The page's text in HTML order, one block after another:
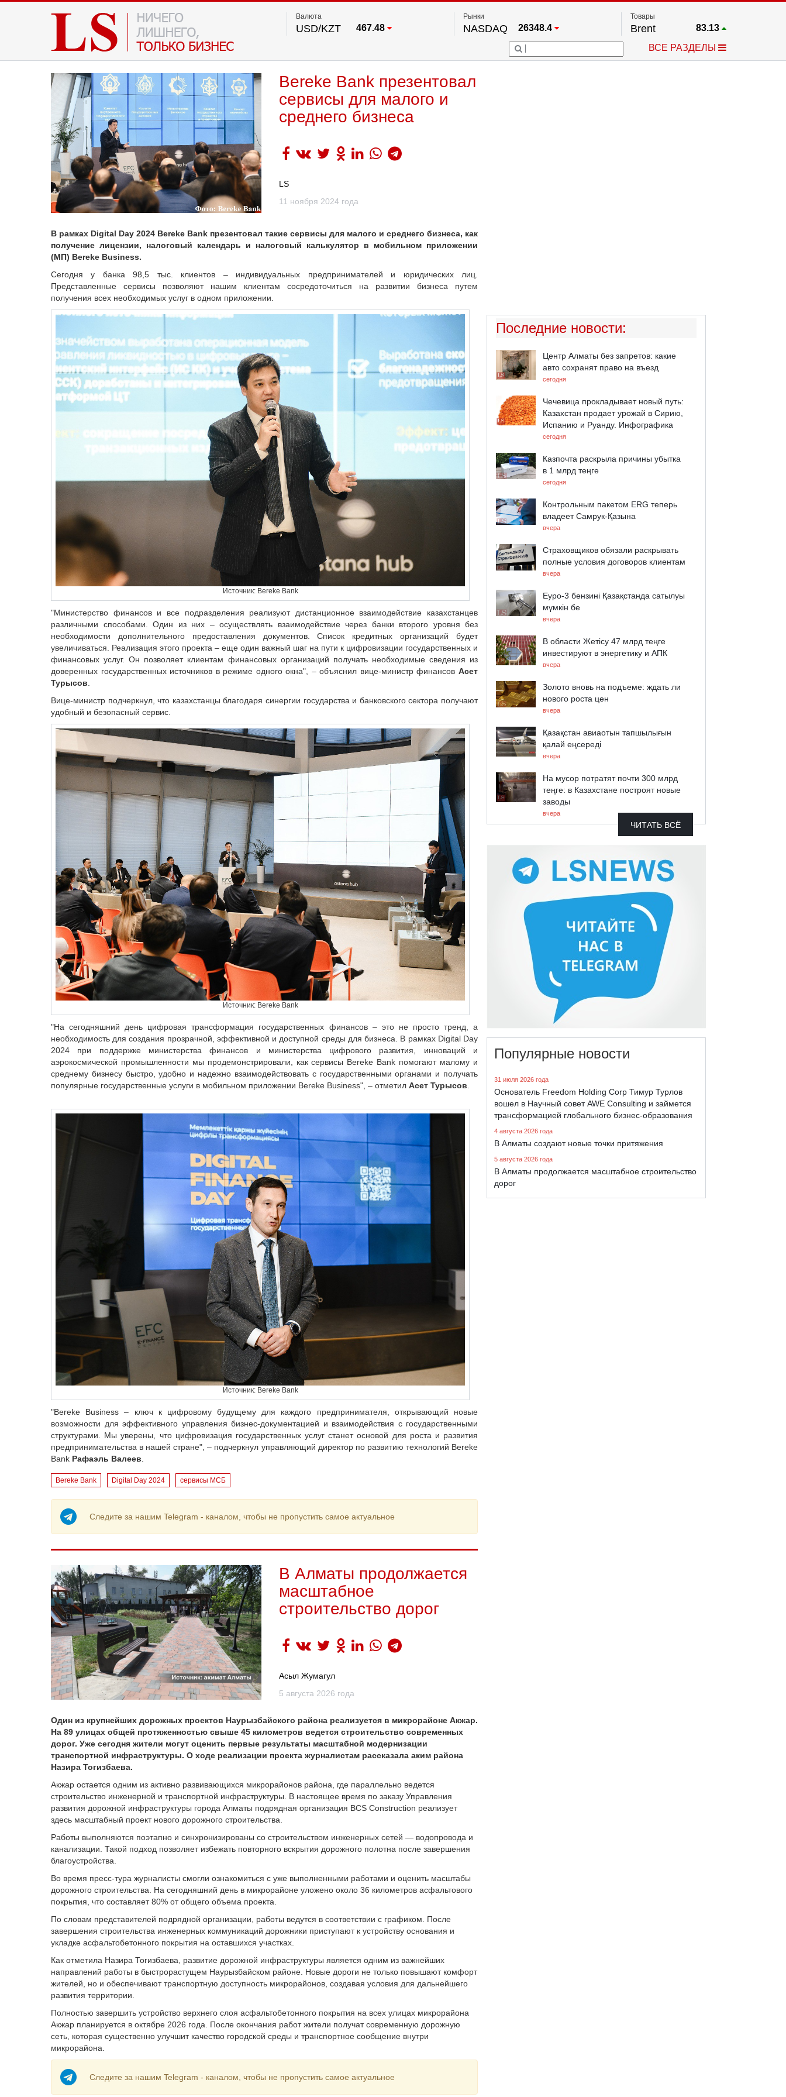
Валюта
USD/KZT 467.48
Рынки
NASDAQ 26348.4
FTSE 100 67.17
53885.1
S&P 500
Товары
Brent 83.13
Платина
2.66
ВСЕ РАЗДЕЛЫ
Bereke Bank презентовал
сервисы для малого и
среднего бизнеса
LS
11 ноября 2024 года
В рамках Digital Day 2024 Bereke Bank презентовал такие сервисы для малого и среднего бизнеса, как
получение лицензии, налоговый календарь и налоговый калькулятор в мобильном приложении
(МП) Bereke Business.
Сегодня у банка 98,5 тыс. клиентов – индивидуальных предпринимателей и юридических лиц.
Представленные сервисы позволяют нашим клиентам сосредоточиться на развитии бизнеса путем
получения всех необходимых услуг в одном приложении.
Источник: Bereke Bank
"Министерство финансов и все подразделения реализуют дистанционное взаимодействие казахстанцев
различными способами. Один из них – осуществлять взаимодействие через банки второго уровня без
необходимости дополнительного предоставления документов. Список кредитных организаций будет
увеличиваться. Реализация этого проекта – еще один важный шаг на пути к цифровизации государственных и
финансовых услуг. Он позволяет клиентам финансовых организаций получать необходимые сведения из
доверенных государственных источников в режиме одного окна", – объяснил вице-министр финансов Асет
Турысов.
Вице-министр подчеркнул, что казахстанцы благодаря синергии государства и банковского сектора получают
удобный и безопасный сервис.
Источник: Bereke Bank
"На сегодняшний день цифровая трансформация государственных финансов – это не просто тренд, а
необходимость для создания прозрачной, эффективной и доступной среды для бизнеса. В рамках Digital Day
2024 при поддержке министерства финансов и министерства цифрового развития, инноваций и
аэрокосмической промышленности мы продемонстрировали, как сервисы Bereke Bank помогают малому и
среднему бизнесу быстро, удобно и надежно взаимодействовать с государственными органами и получать
популярные государственные услуги в мобильном приложении Bereke Business", – отметил Асет Турысов.
Источник: Bereke Bank
"Bereke Business – ключ к цифровому будущему для каждого предпринимателя, открывающий новые
возможности для эффективного управления бизнес-документацией и взаимодействия с государственными
структурами. Мы уверены, что цифровизация государственных услуг станет основой для роста и развития
предпринимательства в нашей стране", – подчеркнул управляющий директор по развитию технологий Bereke
Bank Рафаэль Валеев.
Bereke Bank Digital Day 2024 сервисы МСБ
Следите за нашим Telegram - каналом, чтобы не пропустить самое актуальное
В Алматы продолжается
масштабное
строительство дорог
Асыл Жумагул
5 августа 2026 года
Один из крупнейших дорожных проектов Наурызбайского района реализуется в микрорайоне Акжар.
На 89 улицах общей протяженностью свыше 45 километров ведется строительство современных
дорог. Уже сегодня жители могут оценить первые результаты масштабной модернизации
транспортной инфраструктуры. О ходе реализации проекта журналистам рассказала аким района
Назира Тогизбаева.
Акжар остается одним из активно развивающихся микрорайонов района, где параллельно ведется
строительство инженерной и транспортной инфраструктуры. В настоящее время по заказу Управления
развития дорожной инфраструктуры города Алматы подрядная организация BCS Construction реализует
здесь масштабный проект нового дорожного строительства.
Работы выполняются поэтапно и синхронизированы со строительством инженерных сетей — водопровода и
канализации. Такой подход позволяет избежать повторного вскрытия дорожного полотна после завершения
благоустройства.
Во время пресс-тура журналисты смогли ознакомиться с уже выполненными работами и оценить масштабы
дорожного строительства. На сегодняшний день в микрорайоне уложено около 36 километров асфальтового
покрытия, что составляет 80% от общего объема проекта.
По словам представителей подрядной организации, работы ведутся в соответствии с графиком. После
завершения строительства инженерных коммуникаций дорожники приступают к устройству основания и
укладке асфальтобетонного покрытия на оставшихся участках.
Как отметила Назира Тогизбаева, развитие дорожной инфраструктуры является одним из важнейших
направлений работы в быстрорастущем Наурызбайском районе. Новые дороги не только повышают комфорт
жителей, но и обеспечивают транспортную доступность микрорайонов, создавая условия для дальнейшего
развития территории.
Полностью завершить устройство верхнего слоя асфальтобетонного покрытия на всех улицах микрорайона
Акжар планируется в октябре 2026 года. После окончания работ жители получат современную дорожную
сеть, которая существенно улучшит качество городской среды и транспортное сообщение внутри
микрорайона.
Следите за нашим Telegram - каналом, чтобы не пропустить самое актуальное
Последние новости:
Центр Алматы без запретов: какие
авто сохранят право на въезд
сегодня
Чечевица прокладывает новый путь:
Казахстан продает урожай в Сирию,
Испанию и Руанду. Инфографика
сегодня
Казпочта раскрыла причины убытка
в 1 млрд теңге
сегодня
Контрольным пакетом ERG теперь
владеет Самрук-Қазына
вчера
Страховщиков обязали раскрывать
полные условия договоров клиентам
вчера
Еуро-3 бензині Қазақстанда сатылуы
мүмкін бе
вчера
В области Жетісу 47 млрд теңге
инвестируют в энергетику и АПК
вчера
Золото вновь на подъеме: ждать ли
нового роста цен
вчера
Қазақстан авиаотын тапшылығын
қалай еңсереді
вчера
На мусор потратят почти 300 млрд
теңге: в Казахстане построят новые
заводы
вчера
ЧИТАТЬ ВСЁ
Популярные новости
31 июля 2026 года
Основатель Freedom Holding Corp Тимур Турлов
вошел в Научный совет AWE Consulting и займется
трансформацией глобального бизнес-образования
4 августа 2026 года
В Алматы создают новые точки притяжения
5 августа 2026 года
В Алматы продолжается масштабное строительство
дорог